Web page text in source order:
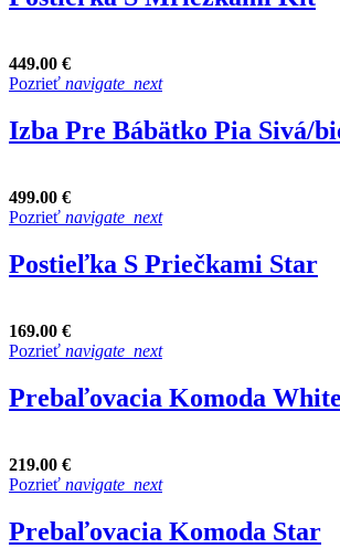
449.00 €
Pozrieť navigate_next
Izba Pre Bábätko Pia Sivá/
499.00 €
Pozrieť navigate_next
Postieľka S Priečkami Star
169.00 €
Pozrieť navigate_next
Prebaľovacia Komoda White
219.00 €
Pozrieť navigate_next
Prebaľovacia Komoda Star